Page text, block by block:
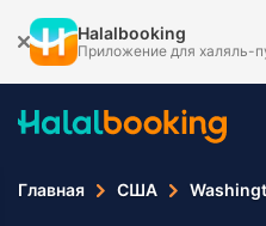
Halalbooking
Приложение для халяль-
Главная США